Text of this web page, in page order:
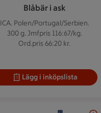
Blåbär i ask
ICA. Polen/Portugal/Serbien.
300 g. Jmfpris 116:67/kg.
Ord.pris 66:20 kr.
Lägg i inköpslista